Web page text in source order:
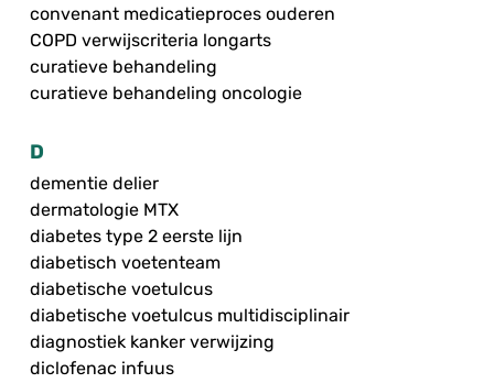
convenant medicatieproces ouderen
COPD verwijscriteria longarts
curatieve behandeling
curatieve behandeling oncologie
D
dementie delier
dermatologie MTX
diabetes type 2 eerste lijn
diabetisch voetenteam
diabetische voetulcus
diabetische voetulcus multidisciplinair
diagnostiek kanker verwijzing
diclofenac infuus